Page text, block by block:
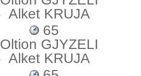
Alket KRUJA
65
Oltion GJYZELI
Alket KRUJA